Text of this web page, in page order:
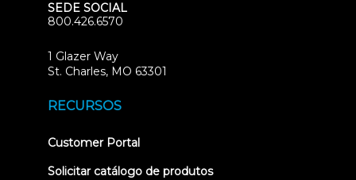
SEDE SOCIAL
800.426.6570
1 Glazer Way
St. Charles, MO 63301
RECURSOS
Customer Portal(opens
new
Solicitar catálogo de produtos